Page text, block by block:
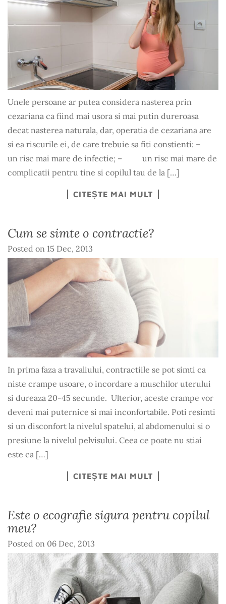
Unele persoane ar putea considera nasterea prin
cezariana ca fiind mai usora si mai putin dureroasa
decat nasterea naturala, dar, operatia de cezariana are
si ea riscurile ei, de care trebuie sa fiti constienti: –
un risc mai mare de infectie; – un risc mai mare de
complicatii pentru tine si copilul tau de la […]
CITEȘTE MAI MULT
Cum se simte o contractie?
Posted on 15 Dec, 2013
In prima faza a travaliului, contractiile se pot simti ca
niste crampe usoare, o incordare a muschilor uterului
si dureaza 20-45 secunde. Ulterior, aceste crampe vor
deveni mai puternice si mai inconfortabile. Poti resimti
si un disconfort la nivelul spatelui, al abdomenului si o
presiune la nivelul pelvisului. Ceea ce poate nu stiai
este ca […]
CITEȘTE MAI MULT
Este o ecografie sigura pentru copilul
meu?
Posted on 06 Dec, 2013